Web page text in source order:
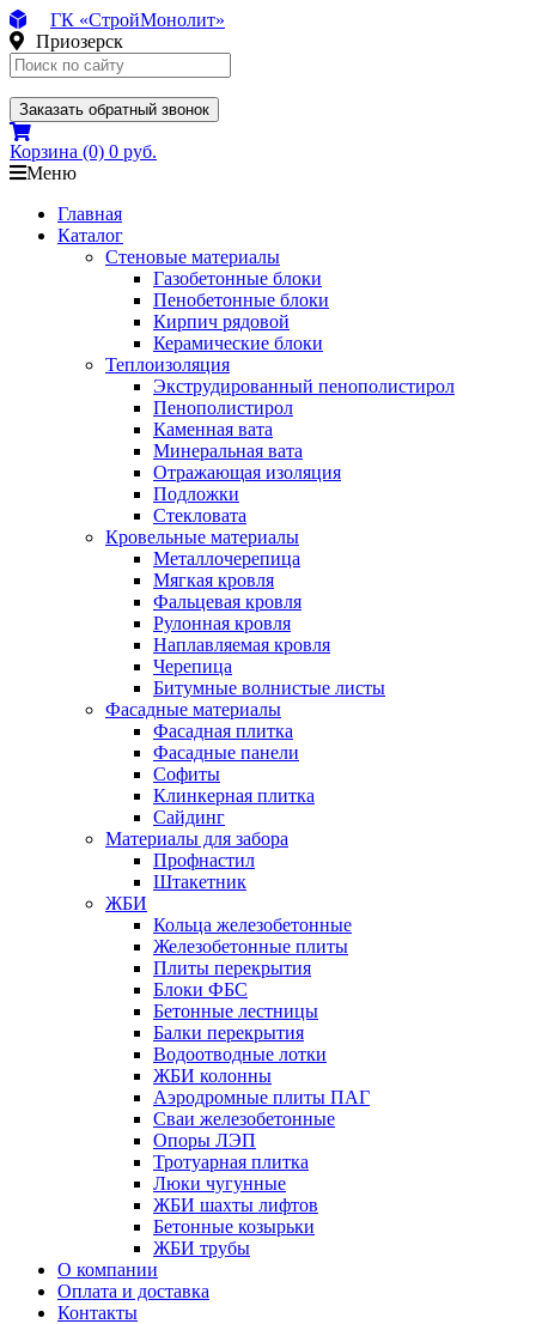
ГК «СтройМонолит»
Приозерск
Заказать обратный звонок
Корзина (0) 0 руб.
Меню
Главная
Каталог
Стеновые материалы
Газобетонные блоки
Пенобетонные блоки
Кирпич рядовой
Керамические блоки
Теплоизоляция
Экструдированный пенополистирол
Пенополистирол
Каменная вата
Минеральная вата
Отражающая изоляция
Подложки
Стекловата
Кровельные материалы
Металлочерепица
Мягкая кровля
Фальцевая кровля
Рулонная кровля
Наплавляемая кровля
Черепица
Битумные волнистые листы
Фасадные материалы
Фасадная плитка
Фасадные панели
Софиты
Клинкерная плитка
Сайдинг
Материалы для забора
Профнастил
Штакетник
ЖБИ
Кольца железобетонные
Железобетонные плиты
Плиты перекрытия
Блоки ФБС
Бетонные лестницы
Балки перекрытия
Водоотводные лотки
ЖБИ колонны
Аэродромные плиты ПАГ
Сваи железобетонные
Опоры ЛЭП
Тротуарная плитка
Люки чугунные
ЖБИ шахты лифтов
Бетонные козырьки
ЖБИ трубы
О компании
Оплата и доставка
Контакты